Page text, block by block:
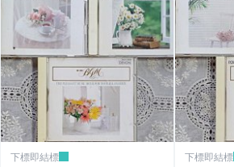
下標即結標 下標即結標